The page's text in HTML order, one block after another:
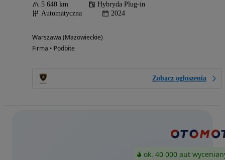
5 640 km
Hybryda Plug-in
Automatyczna
2024
Warszawa (Mazowieckie)
Firma • Podbite
Zobacz ogłoszenia
ok. 40 000 aut